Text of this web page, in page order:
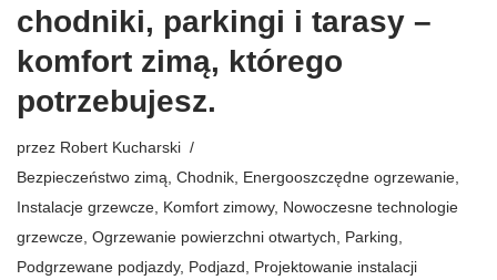
chodniki, parkingi i tarasy –
komfort zimą, którego
potrzebujesz.
przez Robert Kucharski
Bezpieczeństwo zimą Chodnik Energooszczędne ogrzewanie
Instalacje grzewcze Komfort zimowy, Nowoczesne technologie
grzewcze Ogrzewanie powierzchni otwartych Parking
Podgrzewane podjazdy, Podjazd
Projektowanie instalacji